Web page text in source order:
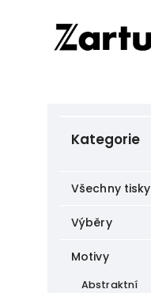
Kategorie
Všechny tisky
Výběry
Motivy
Abstraktní